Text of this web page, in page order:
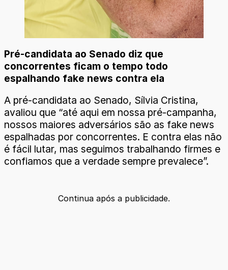
Pré-candidata ao Senado diz que
concorrentes ficam o tempo todo
espalhando fake news contra ela
A pré-candidata ao Senado, Sílvia Cristina,
avaliou que “até aqui em nossa pré-campanha,
nossos maiores adversários são as fake news
espalhadas por concorrentes. E contra elas não
é fácil lutar, mas seguimos trabalhando firmes e
confiamos que a verdade sempre prevalece”.
Continua após a publicidade.